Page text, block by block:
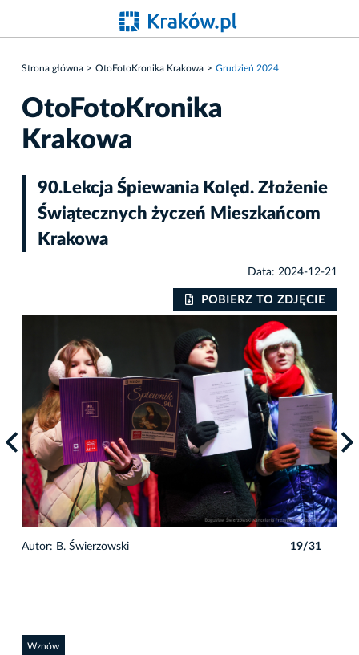
Strona główna OtoFotoKronika Krakowa Grudzień 2024
OtoFotoKronika
Krakowa
90.Lekcja Śpiewania Kolęd. Złożenie
Świątecznych życzeń Mieszkańcom
Krakowa
Data: 2024-12-21
POBIERZ TO ZDJĘCIE
Autor: B. Świerzowski 19/31
Wznów